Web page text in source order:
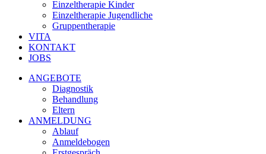
Einzeltherapie Kinder
Einzeltherapie Jugendliche
Gruppentherapie
VITA
KONTAKT
JOBS
ANGEBOTE
Diagnostik
Behandlung
Eltern
ANMELDUNG
Ablauf
Anmeldebogen